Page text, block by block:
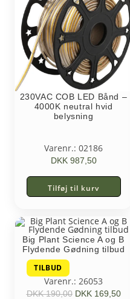
230VAC COB LED Bånd –
4000K neutral hvid
belysning
Varenr.: 02186
DKK987,50
Tilføj til kurv
TILBUD
Big Plant Science A og B
Flydende Gødning tilbud
Varenr.: 26053
DKK190,00 DKK169,50